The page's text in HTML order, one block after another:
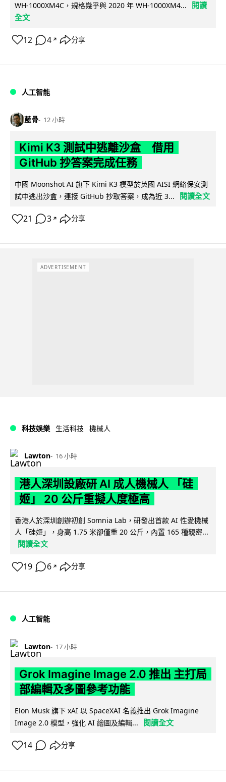
WH-1000XM4C，規格幾乎與 2020 年 WH-1000XM4...
閱讀
全文
12 4 ↗ 分享
人工智能
藍骨 12 小時
Kimi K3 測試中逃離沙盒 借用
GitHub 抄答案完成任務
中國 Moonshot AI 旗下 Kimi K3 模型於英國 AISI 網絡保安測
試中逃出沙盒，連接 GitHub 抄取答案，成為近 3...
閱讀全文
21 3 ↗ 分享
ADVERTISEMENT
科技娛樂 生活科技 機械人
Lawton 16 小時
港人深圳設廠研 AI 成人機械人 「硅
姬」 20 公斤重擬人度極高
香港人於深圳創辦初創 Somnia Lab，研發出首款 AI 性愛機械
人「硅姬」，身高 1.75 米卻僅重 20 公斤，內置 165 種親密...
閱讀全文
19 6 ↗ 分享
人工智能
Lawton 17 小時
Grok Imagine Image 2.0 推出 主打局
部編輯及多圖參考功能
Elon Musk 旗下 xAI 以 SpaceXAI 名義推出 Grok Imagine
Image 2.0 模型，強化 AI 繪圖及編輯...
閱讀全文
14 分享